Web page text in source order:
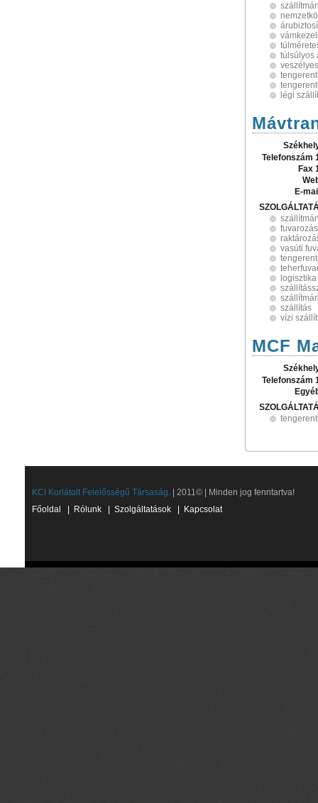
túlsúlyos
légi
Telefonszám
Fax
E-
fuvarozás
vasúti
logisztika
szállítás
vízi
MCF
Telefonszám
KCI Korlátolt Felelősségű Társaság. | 2011© | Minden jog fenntartva!
Főoldal
Rólunk Szolgáltatások Kapcsolat